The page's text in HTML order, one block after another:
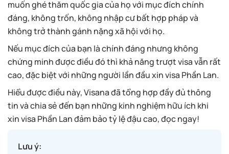
muốn ghé thăm quốc gia của họ với mục đích chính
đáng, không trốn, không nhập cư bất hợp pháp và
không trở thành gánh nặng xã hội với họ.
Nếu mục đích của bạn là chính đáng nhưng không
chứng minh được điều đó thì khả năng trượt visa vẫn rất
cao, đặc biệt với những người lần đầu xin visa Phần Lan.
Hiểu được điều này, Visana đã tổng hợp đầy đủ thông
tin và chia sẻ đến bạn những kinh nghiệm hữu ích khi
xin visa Phần Lan đảm bảo tỷ lệ đậu cao, đọc ngay!
Lưu ý: